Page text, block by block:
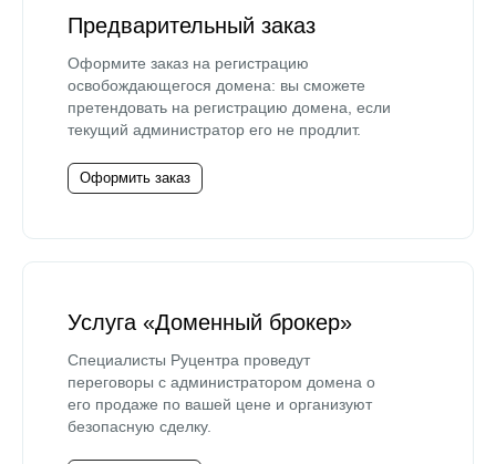
Предварительный заказ
Оформите заказ на регистрацию
освобождающегося домена: вы сможете
претендовать на регистрацию домена, если
текущий администратор его не продлит.
Оформить заказ
Услуга «Доменный брокер»
Специалисты Руцентра проведут
переговоры с администратором домена о
его продаже по вашей цене и организуют
безопасную сделку.